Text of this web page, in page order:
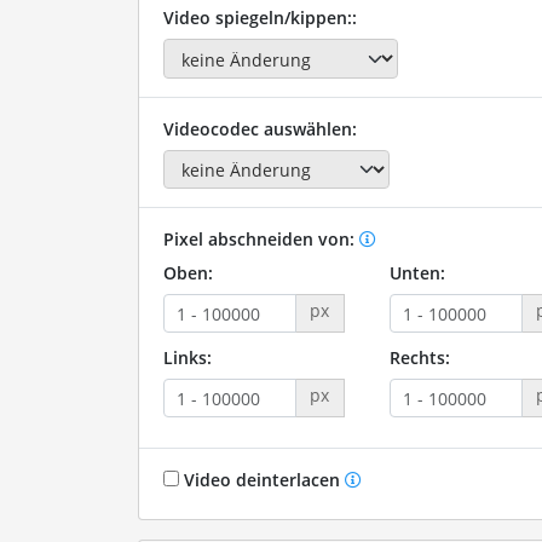
Video spiegeln/kippen::
Videocodec auswählen:
Pixel abschneiden von:
Oben:
px
Unten:
Links:
px
Rechts:
Video deinterlacen